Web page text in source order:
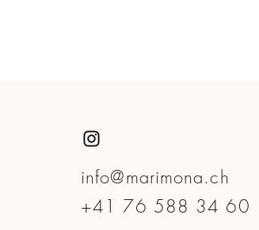
info@marimona.ch
+41 76 588 34 60